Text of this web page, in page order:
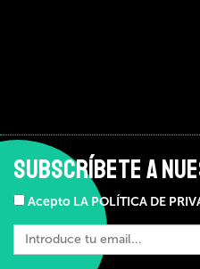
SUBSCRÍBETE A
Acepto LA POLÍTICA DE